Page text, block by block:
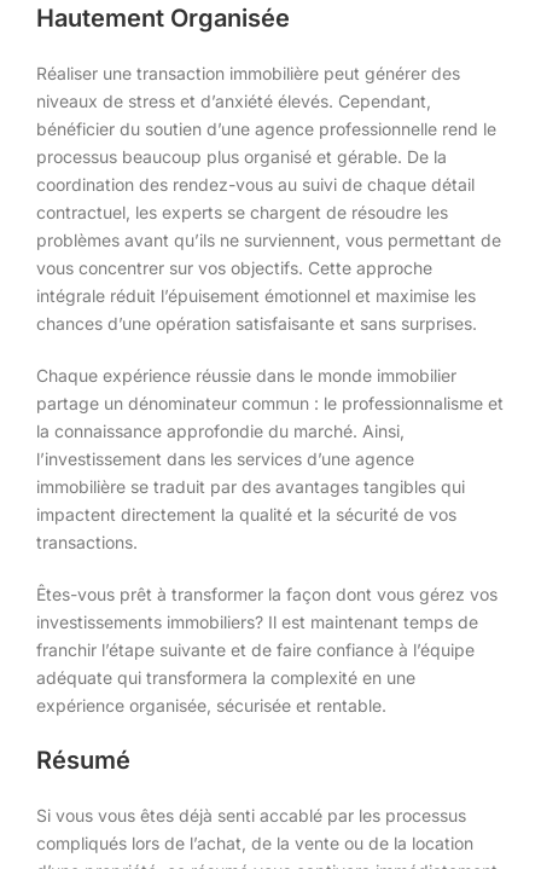
Hautement Organisée
Réaliser une transaction immobilière peut générer des
niveaux de stress et d’anxiété élevés. Cependant,
bénéficier du soutien d’une agence professionnelle rend le
processus beaucoup plus organisé et gérable. De la
coordination des rendez-vous au suivi de chaque détail
contractuel, les experts se chargent de résoudre les
problèmes avant qu’ils ne surviennent, vous permettant de
vous concentrer sur vos objectifs. Cette approche
intégrale réduit l’épuisement émotionnel et maximise les
chances d’une opération satisfaisante et sans surprises.
Chaque expérience réussie dans le monde immobilier
partage un dénominateur commun : le professionnalisme et
la connaissance approfondie du marché. Ainsi,
l’investissement dans les services d’une agence
immobilière se traduit par des avantages tangibles qui
impactent directement la qualité et la sécurité de vos
transactions.
Êtes-vous prêt à transformer la façon dont vous gérez vos
investissements immobiliers? Il est maintenant temps de
franchir l’étape suivante et de faire confiance à l’équipe
adéquate qui transformera la complexité en une
expérience organisée, sécurisée et rentable.
Résumé
Si vous vous êtes déjà senti accablé par les processus
compliqués lors de l’achat, de la vente ou de la location